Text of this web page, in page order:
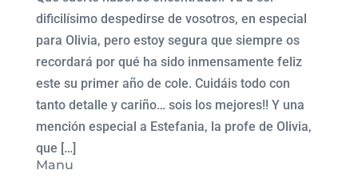
dificilísimo despedirse de vosotros, en especial
para Olivia, pero estoy segura que siempre os
recordará por qué ha sido inmensamente feliz
este su primer año de cole. Cuidáis todo con
tanto detalle y cariño… sois los mejores!! Y una
mención especial a Estefania, la profe de Olivia,
que […]
Manu